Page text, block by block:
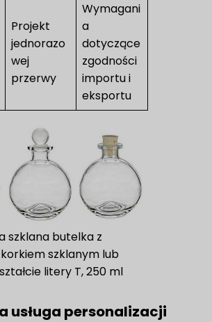
Projekt
jednorazo
wej
przerwy
Wymagani
a
dotyczące
zgodności
importu i
eksportu
szklana butelka z
szklanym lub
litery T, 250 ml
usługa personalizacji